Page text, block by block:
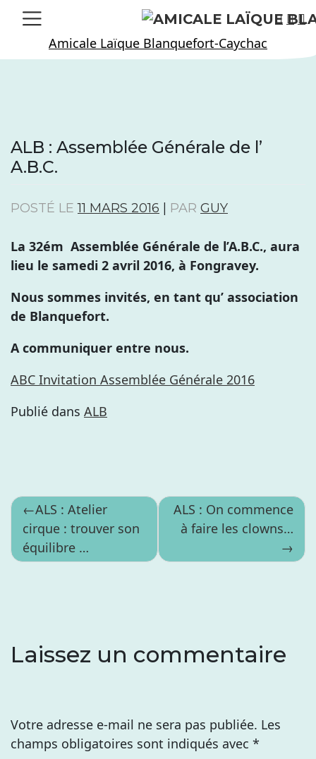
Skip
Amicale Laïque Blanquefort-Caychac
ALB : Assemblée Générale de l’
A.B.C.
POSTÉ LE11 MARS 2016 PAR GUY
La 32ém Assemblée Générale de l’A.B.C., aura
lieu le samedi 2 avril 2016, à Fongravey.
Nous sommes invités, en tant qu’ association
de Blanquefort.
A communiquer entre nous.
ABC Invitation Assemblée Générale 2016
Publié dans ALB
Navigation
de
l’article
ALS : Atelier
cirque : trouver son
équilibre …
ALS : On commence
à faire les clowns…
Laissez un commentaire
Votre adresse e-mail ne sera pas publiée. Les
champs obligatoires sont indiqués avec *